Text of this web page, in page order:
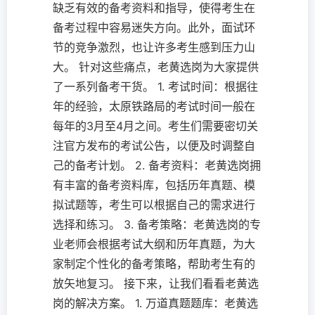
缺乏有效的备考资料和指导，使得考生在
备考过程中容易迷失方向。此外，面试环
节的竞争激烈，也让许多考生感到压力山
大。 针对这些痛点，老黄选岗为大家提供
了一系列备考干货。 1. 考试时间：根据往
年的经验，太原铁路局的考试时间一般在
每年的3月至4月之间。考生们需要密切关
注官方发布的考试公告，以便及时调整自
己的备考计划。 2. 备考资料：老黄选岗拥
有丰富的备考资料库，包括历年真题、模
拟试题等，考生可以根据自己的需求进行
选择和练习。 3. 备考策略：老黄选岗的专
业老师会根据考试大纲和历年真题，为大
家制定个性化的备考策略，帮助考生有的
放矢地复习。 接下来，让我们看看老黄选
岗的解决方案。 1. 万道真题题库：老黄选